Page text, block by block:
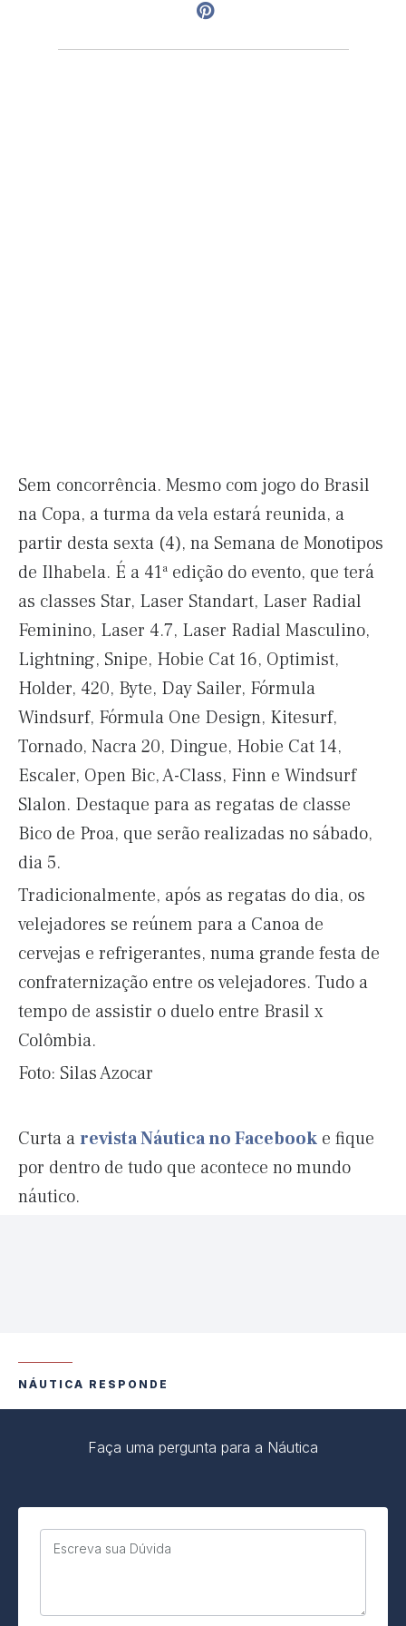
Sem concorrência. Mesmo com jogo do Brasil
na Copa, a turma da vela estará reunida, a
partir desta sexta (4), na Semana de Monotipos
de Ilhabela. É a 41ª edição do evento, que terá
as classes Star, Laser Standart, Laser Radial
Feminino, Laser 4.7, Laser Radial Masculino,
Lightning, Snipe, Hobie Cat 16, Optimist,
Holder, 420, Byte, Day Sailer, Fórmula
Windsurf, Fórmula One Design, Kitesurf,
Tornado, Nacra 20, Dingue, Hobie Cat 14,
Escaler, Open Bic, A-Class, Finn e Windsurf
Slalon. Destaque para as regatas de classe
Bico de Proa, que serão realizadas no sábado,
dia 5.
Tradicionalmente, após as regatas do dia, os
velejadores se reúnem para a Canoa de
cervejas e refrigerantes, numa grande festa de
confraternização entre os velejadores. Tudo a
tempo de assistir o duelo entre Brasil x
Colômbia.
Foto: Silas Azocar
Curta arevista Náutica no Facebook e fique
por dentro de tudo que acontece no mundo
náutico.
NÁUTICA RESPONDE
Faça uma pergunta para a Náutica
Escreva sua Dúvida